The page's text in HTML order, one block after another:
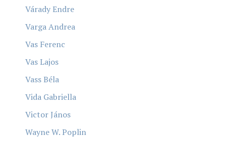
Várady Endre
Varga Andrea
Vas Ferenc
Vas Lajos
Vass Béla
Vida Gabriella
Victor János
Wayne W. Poplin